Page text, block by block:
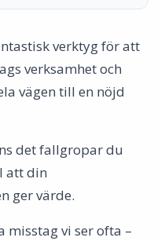
mer
verktyg för att
verksamhet och
vägen till en nöjd
det fallgropar du
att din
ger värde.
misstag vi ser ofta –